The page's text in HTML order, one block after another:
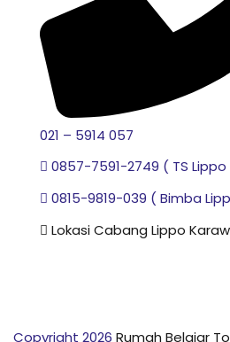
021 – 5914 057
0857-7591-2749 ( TS Lippo
0815-9819-039 ( Bimba
Lokasi Cabang Lippo
Copyright 2026 Rumah Belajar